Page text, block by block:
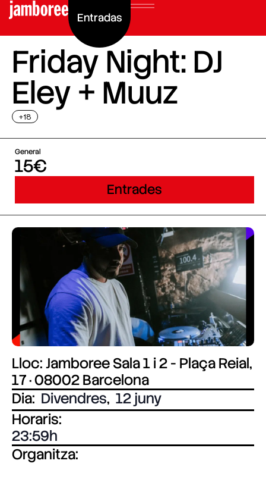
Entradas
Friday Night: DJ
Eley + Muuz
+18
General
15€
Entrades
Lloc: Jamboree Sala 1 i 2 - Plaça Reial,
17 · 08002 Barcelona
Dia: Divendres, 12 juny
Horaris:
23:59
Organitza: